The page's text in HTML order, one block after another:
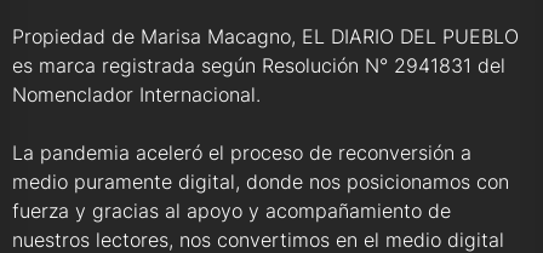
Propiedad de Marisa Macagno, EL DIARIO DEL PUEBLO
es marca registrada según Resolución N° 2941831 del
Nomenclador Internacional.
La pandemia aceleró el proceso de reconversión a
medio puramente digital, donde nos posicionamos con
fuerza y gracias al apoyo y acompañamiento de
nuestros lectores, nos convertimos en el medio digital